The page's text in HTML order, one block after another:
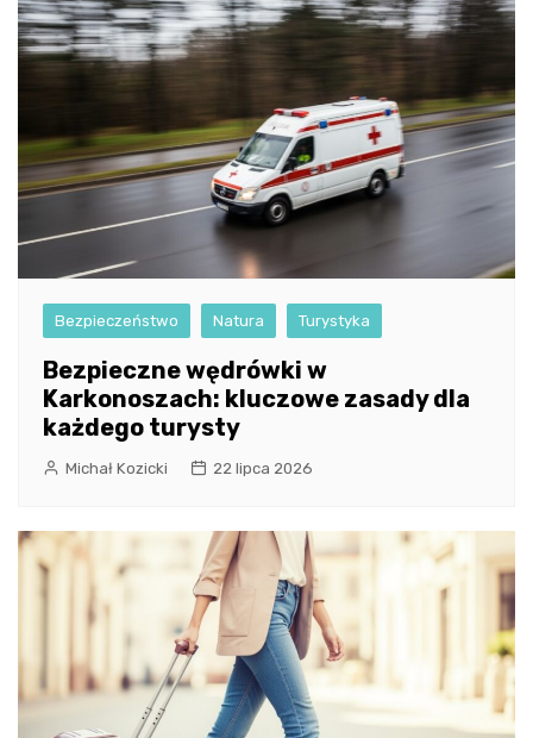
Bezpieczeństwo Natura Turystyka
Bezpieczne wędrówki w
Karkonoszach: kluczowe zasady dla
każdego turysty
Michał Kozicki 22 lipca 2026